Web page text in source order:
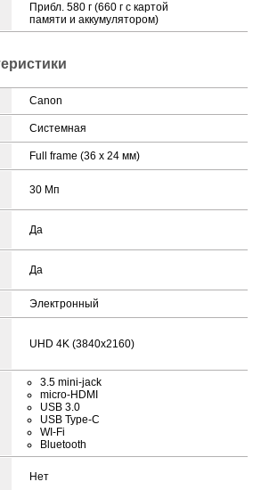
Прибл. 580 г (660 г с картой
памяти и аккумулятором)
Canon
Системная
Full frame (36 x 24 мм)
30 Мп
Да
Да
Электронный
UHD 4K (3840x2160)
3.5 mini-jack
micro-HDMI
USB 3.0
USB Type-C
WI-Fi
Bluetooth
Нет